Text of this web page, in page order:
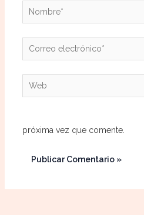
Nombre*
Correo
electrónico*
Web
próxima vez que comente.